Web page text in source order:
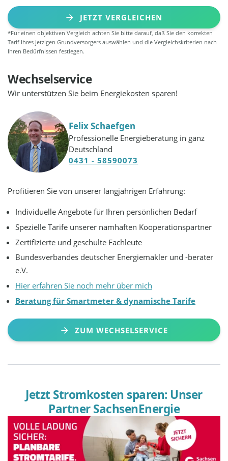
JETZT VERGLEICHEN
*Für einen objektiven Vergleich achten Sie bitte darauf, daß Sie den korrekten
Tarif Ihres jetzigen Grundversorgers auswählen und die Vergleichskriterien nach
Ihren Bedürfnissen festlegen.
Wechselservice
Wir unterstützen Sie beim Energiekosten sparen!
Felix Schaefgen
Professionelle Energieberatung in ganz
Deutschland
0431 - 58590073
Profitieren Sie von unserer langjährigen Erfahrung:
Individuelle Angebote für Ihren persönlichen Bedarf
Spezielle Tarife unserer namhaften Kooperationspartner
Zertifizierte und geschulte Fachleute
Bundesverbandes deutscher Energiemakler und -berater
e.V.
Hier erfahren Sie noch mehr über mich
Beratung für Smartmeter & dynamische Tarife
ZUM WECHSELSERVICE
Jetzt Stromkosten sparen: Unser
Partner SachsenEnergie